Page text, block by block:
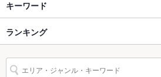
Wi-Fi
バリアフリ
ー
駐車場 あり ：店の左隣に専用駐車場(7台)
下関 × 和食
下関 × 日本料理・懐石・割烹
下関駅 × 和食
下関駅 × 和食
下関駅 × 日本料理・懐石・割烹
山口
下関駅
キーワード
からあげ
ランキング
山口のグルメランキング